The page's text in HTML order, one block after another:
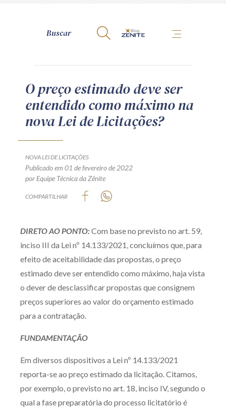
A Zênite
Como publicar conosco
Site da Zênite
Política de Privacidade
Guia de Direitos dos Titulares de Dados
Encarregado (contato)
Produtos e serviços
Zênite Fácil IA
Zênite Play
Orientação por Escrito
Zênite Online
Eventos presenciais
Zênite in Company
O preço estimado deve ser
entendido como máximo na
nova Lei de Licitações?
NOVA LEI DE LICITAÇÕES
Publicado em 01 de fevereiro de 2022
por Equipe Técnica da Zênite
COMPARTILHAR
DIRETO AO PONTO:Com base no previsto no art. 59,
inciso III da Lei nº 14.133/2021, concluímos que, para
efeito de aceitabilidade das propostas, o preço
estimado deve ser entendido como máximo, haja vista
o dever de desclassificar propostas que consignem
preços superiores ao valor do orçamento estimado
para a contratação.
FUNDAMENTAÇÃO
Em diversos dispositivos a Lei nº 14.133/2021
reporta-se ao preço estimado da licitação. Citamos,
por exemplo, o previsto no art. 18, inciso IV, segundo o
qual a fase preparatória do processo licitatório é